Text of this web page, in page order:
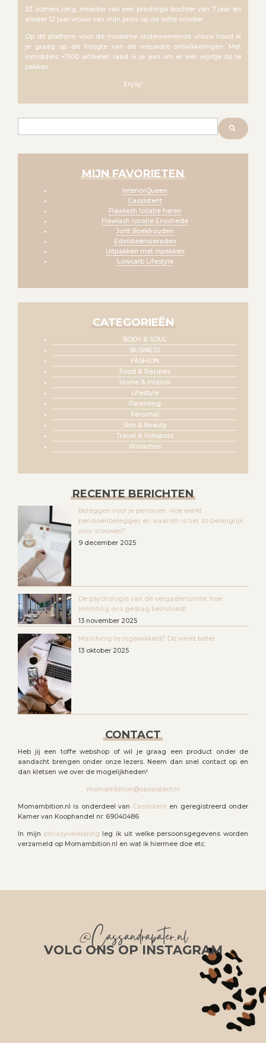
32 zomers jong, moeder van een prachtige dochter van 7 jaar en
alweer 12 jaar vrouw van mijn prins op de witte scooter.
Op dit platform voor de moderne ondernemende vrouw houd ik
je graag op de hoogte van de nieuwste ontwikkelingen. Met
inmiddels +1500 artikelen raad ik je aan om er een wijntje bij te
pakken.
Enjoy!
MIJN FAVORIETEN
InteriorQueen
Cassistent
Flawlash locatie haren
Flawlash locatie Enschede
Jortt Boekhouden
Edelsteensieraden
Uitpakken met inpakken
Lowcarb Lifestyle
CATEGORIEËN
BODY & SOUL
BUSINESS
FASHION
Food & Recipes
Home & Interior
Lifestyle
Parenting
Personal
Skin & Beauty
Travel & Hotspots
Winacties
RECENTE BERICHTEN
Beleggen voor je pensioen. Hoe werkt
pensioenbeleggen en waarom is het zo belangrijk
voor vrouwen?
9 december 2025
De psychologie van de vergaderruimte: hoe
inrichting ons gedrag beïnvloedt
13 november 2025
Mailchimp te ingewikkeld? Dit werkt beter
13 oktober 2025
CONTACT
Heb jij een toffe webshop of wil je graag een product onder de
aandacht brengen onder onze lezers. Neem dan snel contact op en
dan kletsen we over de mogelijkheden!
momambition@cassistent.nl
Momambition.nl is onderdeel van Cassistent en geregistreerd onder
Kamer van Koophandel nr: 69040486
In mijn privacyverklaring leg ik uit welke persoonsgegevens worden
verzameld op Momambition.nl en wat ik hiermee doe etc.
@Cassandrapater.nl
VOLG ONS OP INSTAGRAM